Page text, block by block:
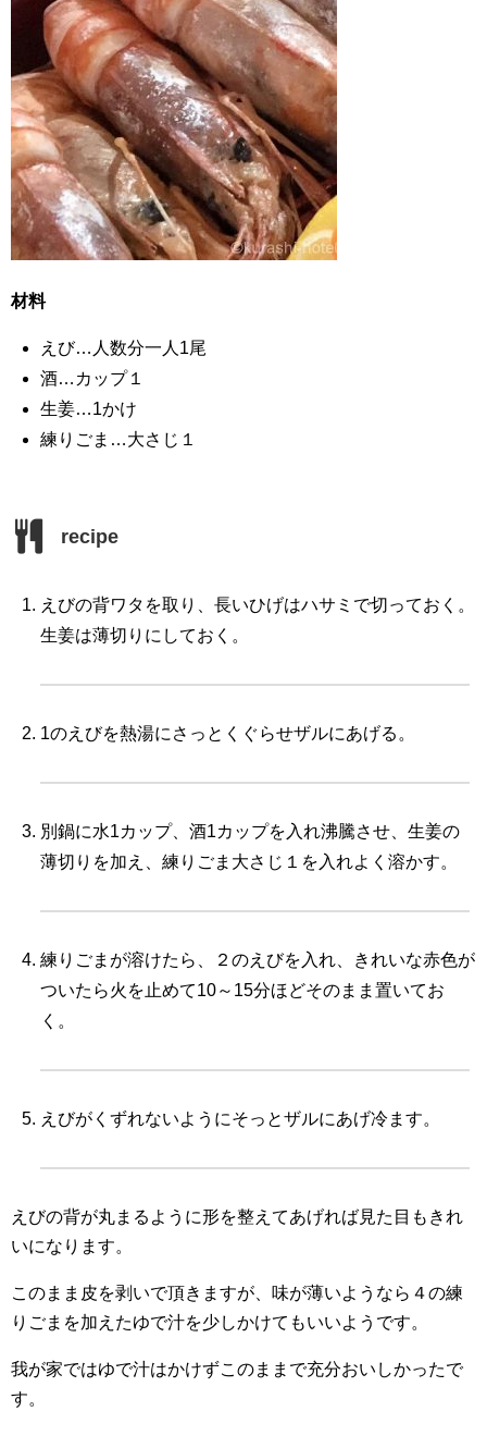
材料
えび…人数分一人1尾
酒…カップ１
生姜…1かけ
練りごま…大さじ１
recipe
えびの背ワタを取り、長いひげはハサミで切っておく。
生姜は薄切りにしておく。
1のえびを熱湯にさっとくぐらせザルにあげる。
別鍋に水1カップ、酒1カップを入れ沸騰させ、生姜の
薄切りを加え、練りごま大さじ１を入れよく溶かす。
練りごまが溶けたら、２のえびを入れ、きれいな赤色が
ついたら火を止めて10～15分ほどそのまま置いてお
く。
えびがくずれないようにそっとザルにあげ冷ます。
えびの背が丸まるように形を整えてあげれば見た目もきれ
いになります。
このまま皮を剥いで頂きますが、味が薄いようなら４の練
りごまを加えたゆで汁を少しかけてもいいようです。
我が家ではゆで汁はかけずこのままで充分おいしかったで
す。